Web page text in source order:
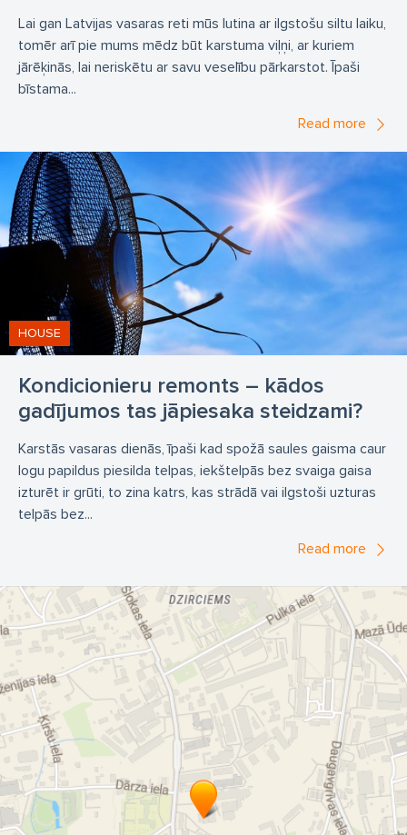
Lai gan Latvijas vasaras reti mūs lutina ar ilgstošu siltu laiku,
tomēr arī pie mums mēdz būt karstuma viļņi, ar kuriem
jārēķinās, lai neriskētu ar savu veselību pārkarstot. Īpaši
bīstama...
Read more
Kondicionieru remonts – kādos
gadījumos tas jāpiesaka steidzami?
HOUSE
Karstās vasaras dienās, īpaši kad spožā saules gaisma caur
logu papildus piesilda telpas, iekštelpās bez svaiga gaisa
izturēt ir grūti, to zina katrs, kas strādā vai ilgstoši uzturas
telpās bez...
Read more